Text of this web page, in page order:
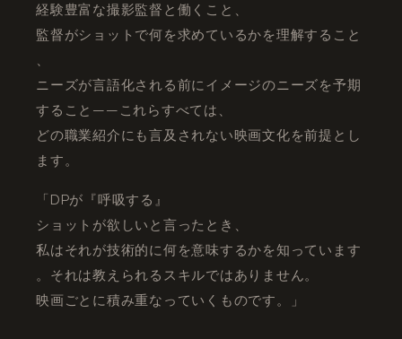
経験豊富な撮影監督と働くこと、
監督がショットで何を求めているかを理解すること
、
ニーズが言語化される前にイメージのニーズを予期
すること——これらすべては、
どの職業紹介にも言及されない映画文化を前提とし
ます。
「DPが『呼吸する』
ショットが欲しいと言ったとき、
私はそれが技術的に何を意味するかを知っています
。それは教えられるスキルではありません。
映画ごとに積み重なっていくものです。」